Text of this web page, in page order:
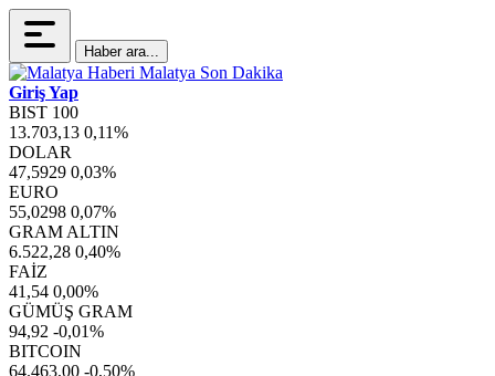
Haber ara...
Giriş Yap
BIST 100
13.703,13 0,11%
DOLAR
47,5929 0,03%
EURO
55,0298 0,07%
GRAM ALTIN
6.522,28 0,40%
FAİZ
41,54 0,00%
GÜMÜŞ GRAM
94,92 -0,01%
BITCOIN
64.463,00 -0,50%